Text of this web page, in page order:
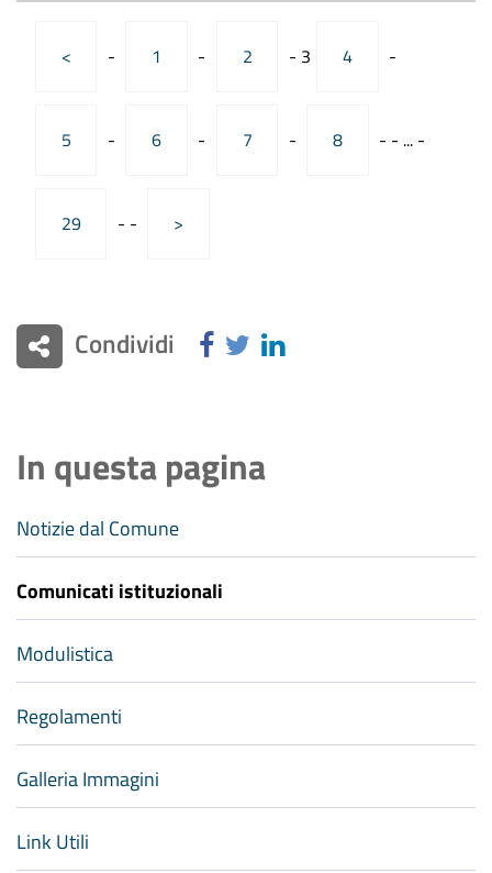
< - 1 - 2 - 3 4 -
5 - 6 - 7 - 8 - - ... -
29 - - >
Condividi
In questa pagina
Notizie dal Comune
Comunicati istituzionali
Modulistica
Regolamenti
Galleria Immagini
Link Utili